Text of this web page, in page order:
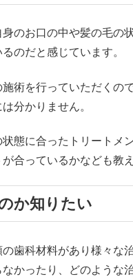
のお口の中や髪の毛の
のだと感じています。
術を行っていただくの
分かりません。
態に合ったトリートメ
合っているかなども教
か知りたい
歯科材料があり様々な
かったり、どのような